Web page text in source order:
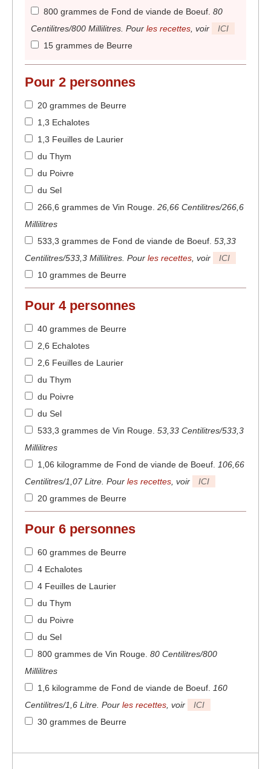
800 grammes de Fond de viande de Boeuf 80
Centilitres/800 Millilitres. Pour les recettes , voir
ICI
15 grammes de Beurre
Pour 2 personnes
20 grammes de Beurre
1,3 Echalotes
1,3 Feuilles de Laurier
du Thym
du Poivre
du Sel
266,6 grammes de Vin Rouge 26,66 Centilitres/266,6
Millilitres
533,3 grammes de Fond de viande de Boeuf 53,33
Centilitres/533,3 Millilitres. Pour les recettes , voir
ICI
10 grammes de Beurre
Pour 4personnes
40 grammes de Beurre
2,6 Echalotes
2,6 Feuilles de Laurier
du Thym
du Poivre
du Sel
533,3 grammes de Vin Rouge 53,33 Centilitres/533,3
Millilitres
1,06 kilogramme de Fond de viande de Boeuf
106,66
Centilitres/1,07 Litre. Pour les recettes , voir
ICI
20 grammes de Beurre
Pour 6 personnes
60 grammes de Beurre
4 Echalotes
4 Feuilles de Laurier
du Thym
du Poivre
du Sel
800 grammes de Vin Rouge 80 Centilitres/800
Millilitres
1,6 kilogramme de Fond de viande de Boeuf
160
Centilitres/1,6 Litre. Pour les recettes , voir
ICI
30 grammes de Beurre